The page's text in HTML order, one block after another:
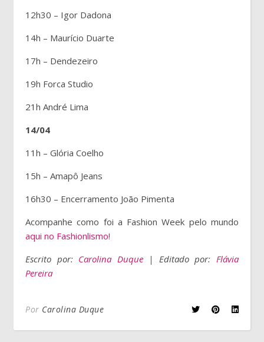
12h30 – Igor Dadona
14h – Maurício Duarte
17h – Dendezeiro
19h Forca Studio
21h André Lima
14/04
11h – Glória Coelho
15h – Amapô Jeans
16h30 – Encerramento João Pimenta
Acompanhe como foi a Fashion Week pelo mundo
aqui no Fashionlismo!
Escrito por: Carolina Duque| Editado por: Flávia
Pereira
Por Carolina Duque